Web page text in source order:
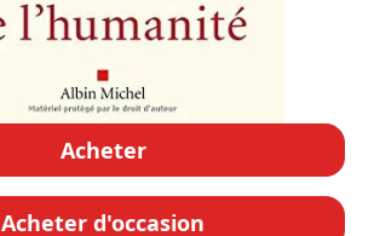
Acheter
Acheter d'occasion